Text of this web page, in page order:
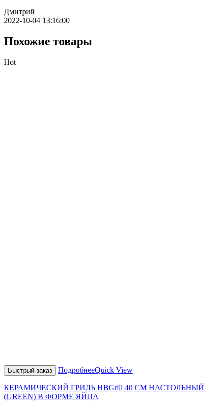
Дмитрий
2022-10-04 13:16:00
Похожие товары
Hot
Быстрый заказ ПодробнееQuick View
КЕРАМИЧЕСКИЙ ГРИЛЬ HBGrill 40 СМ НАСТОЛЬНЫЙ
(GREEN) В ФОРМЕ ЯЙЦА